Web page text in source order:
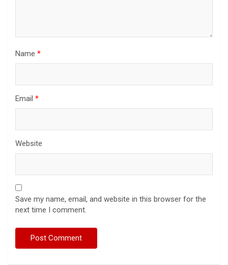
Name *
Email *
Website
Save my name, email, and website in this browser for the
next time I comment.